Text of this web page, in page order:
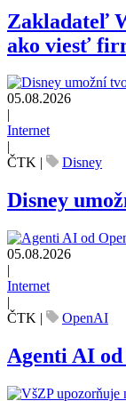
Zakladateľ
ako viesť
05.08.2026
Internet
ČTK
Disney
Disney
05.08.2026
|
Internet
|
ČTK | OpenAI
Agenti AI